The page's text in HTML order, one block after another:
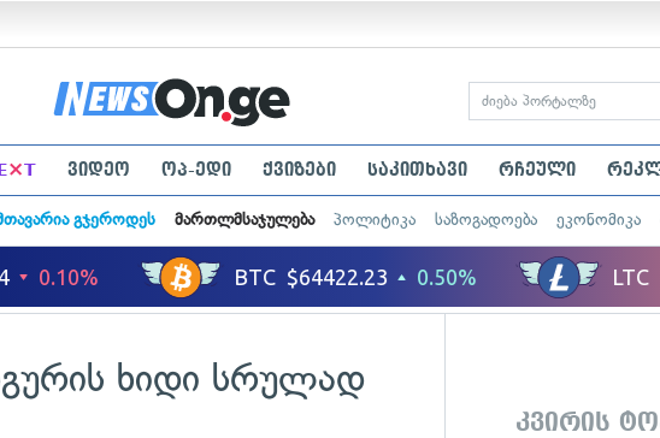
×T ვიდეო ოპ-ედი ქვიზები საკითხავი რჩეული
გჯეროდეს მართლმსაჯულება პოლიტიკა საზოგადოება ეკონომიკა
ხიდი სრულად
კვირის